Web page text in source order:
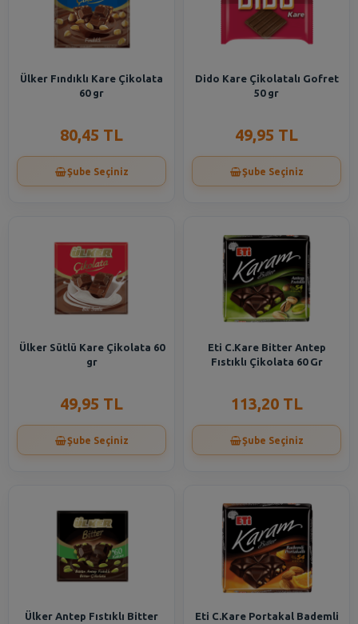
Ülker Fındıklı Kare Çikolata
60 gr
80,45 TL
Şube Seçiniz
Dido Kare Çikolatalı Gofret
50 gr
49,95 TL
Şube Seçiniz
Ülker Sütlü Kare Çikolata 60
gr
49,95 TL
Şube Seçiniz
Eti C.Kare Bitter Antep
Fıstıklı Çikolata 60 Gr
113,20 TL
Şube Seçiniz
Ülker Antep Fıstıklı Bitter
Eti C.Kare Portakal Bademli